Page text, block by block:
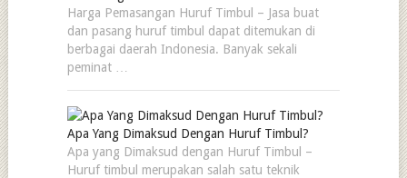
Harga Pemasangan Huruf Timbul – Jasa buat
dan pasang huruf timbul dapat ditemukan di
berbagai daerah Indonesia. Banyak sekali
peminat …
Apa Yang Dimaksud Dengan Huruf Timbul?
Apa yang Dimaksud dengan Huruf Timbul –
Huruf timbul merupakan salah satu teknik